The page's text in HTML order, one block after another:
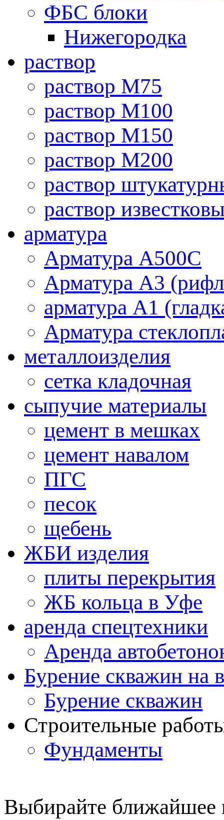
ФБС блоки
Нижегородка
раствор
раствор М75
раствор М100
раствор М150
раствор М200
раствор
раствор
арматура
Aрматура A500C
Арматура А3
арматура А1
Арматура
металлоизделия
cетка кладочная
сыпучие материалы
цемент в мешках
цемент навалом
ПГС
песок
щебень
ЖБИ изделия
плиты перекрытия
ЖБ кольца в Уфе
аренда спецтехники
Аренда
Бурение скважин на
Бурение скважин
Строительные
Фундаменты
Выбирайте ближайшее